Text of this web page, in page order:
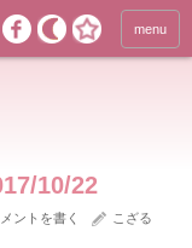
menu
10/22
ントを書く こざる